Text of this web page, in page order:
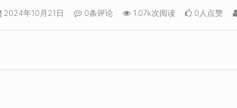
2024年10月21日 0条评论 1.07k次阅读 0人点赞